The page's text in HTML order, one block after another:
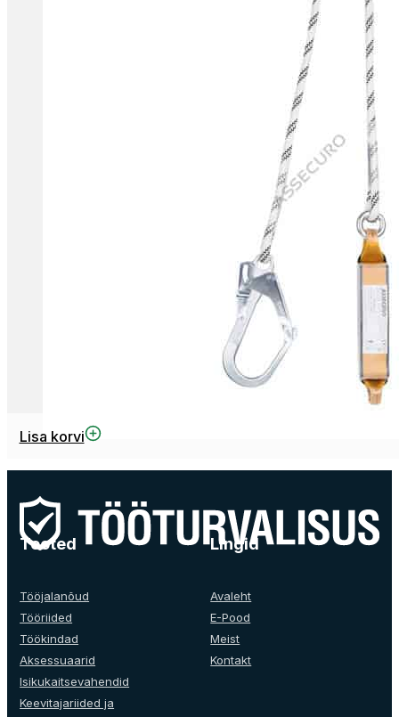
Lisa korvi
Tooted
Tööjalanõud
Tööriided
Töökindad
Aksessuaarid
Isikukaitsevahendid
Keevitajariided ja
Lingid
Avaleht
E-Pood
Meist
Kontakt